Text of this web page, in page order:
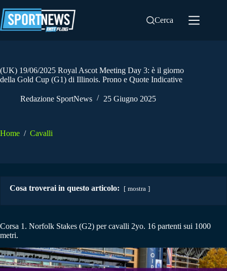
al
contenuto
Cerca
(UK) 19/06/2025 Royal Ascot Meeting Day 3: è il giorno
della Gold Cup (G1) di Illinois. Prono e Quote Indicative
Redazione SportNews 25 Giugno 2025
Home / Cavalli
Cosa troverai in questo articolo: mostra
Corsa 1. Norfolk Stakes (G2) per cavalli 2yo. 16 partenti sui 1000
metri.